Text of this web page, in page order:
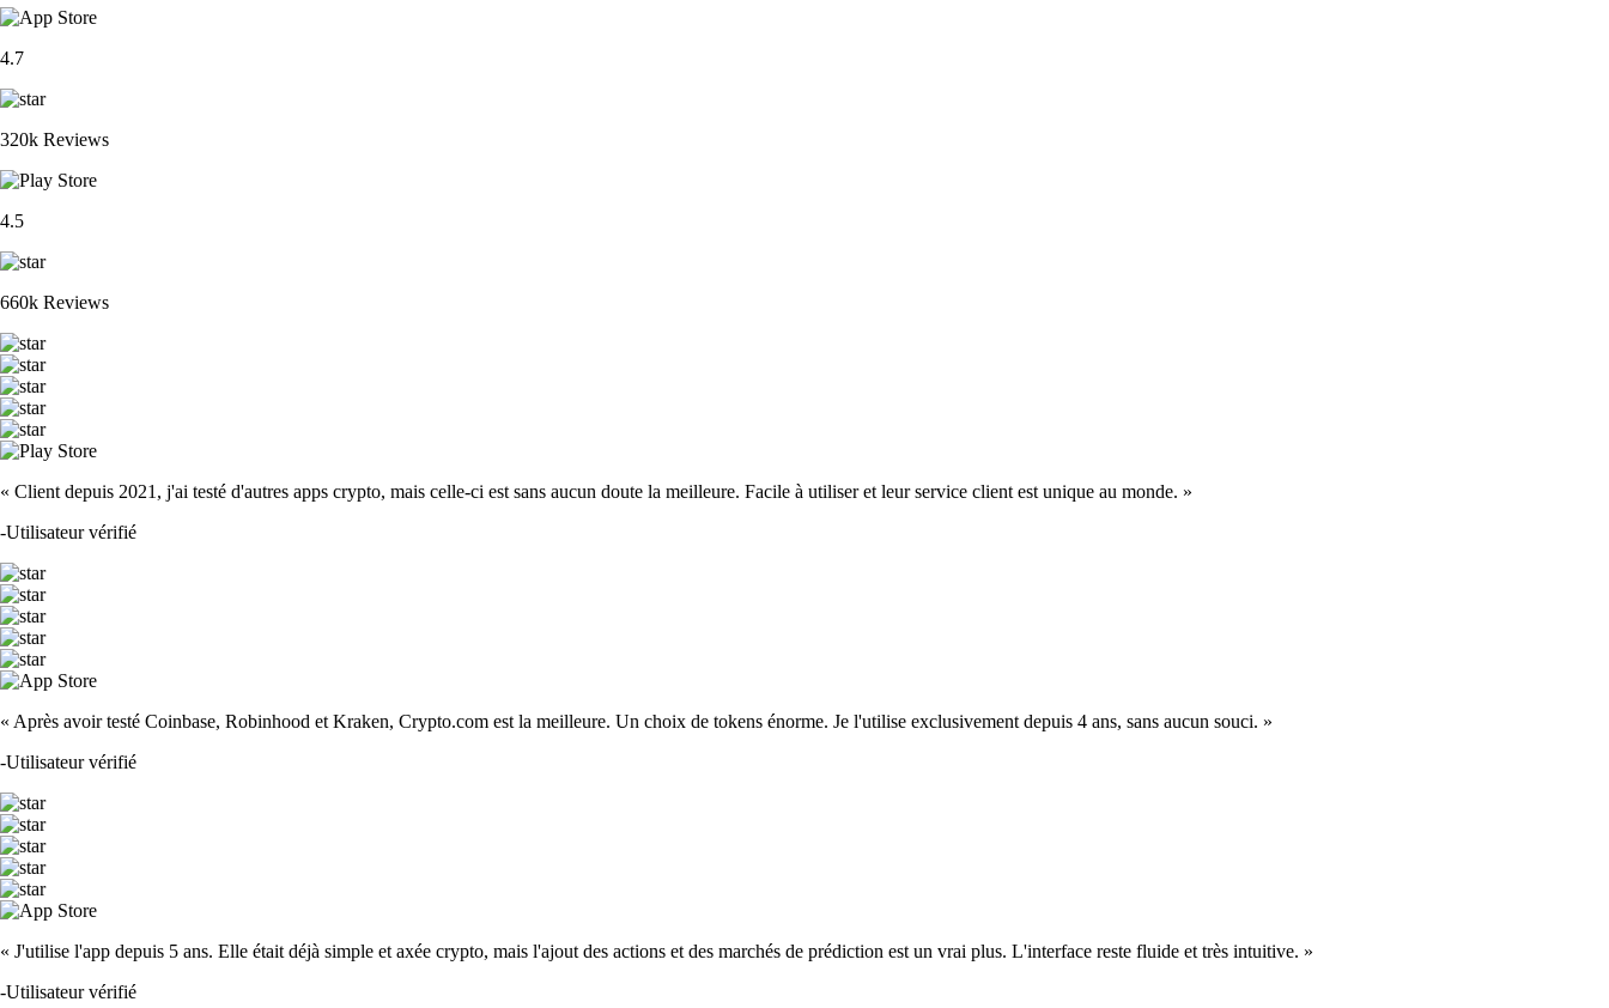
4.7
320k Reviews
4.5
660k Reviews
« Client depuis 2021, j'ai testé d'autres apps crypto, mais celle-ci est sans aucun doute la meilleure. Facile à utiliser et leur service client est unique au monde. »
-Utilisateur vérifié
« Après avoir testé Coinbase, Robinhood et Kraken, Crypto.com est la meilleure. Un choix de tokens énorme. Je l'utilise exclusivement depuis 4 ans, sans aucun souci. »
-Utilisateur vérifié
« J'utilise l'app depuis 5 ans. Elle était déjà simple et axée crypto, mais l'ajout des actions et des marchés de prédiction est un vrai plus. L'interface reste fluide et très intuitive. »
-Utilisateur vérifié